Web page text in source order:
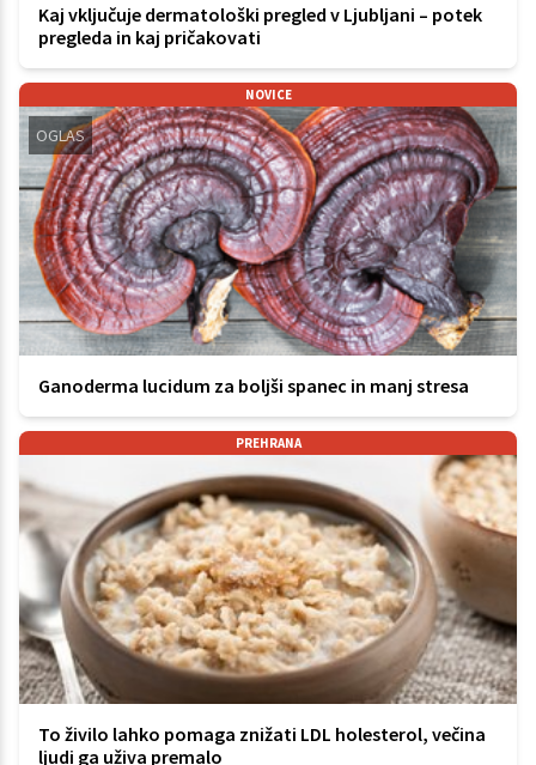
Kaj vključuje dermatološki pregled v Ljubljani – potek
pregleda in kaj pričakovati
NOVICE
OGLAS
Ganoderma lucidum za boljši spanec in manj stresa
PREHRANA
To živilo lahko pomaga znižati LDL holesterol, večina
ljudi ga uživa premalo